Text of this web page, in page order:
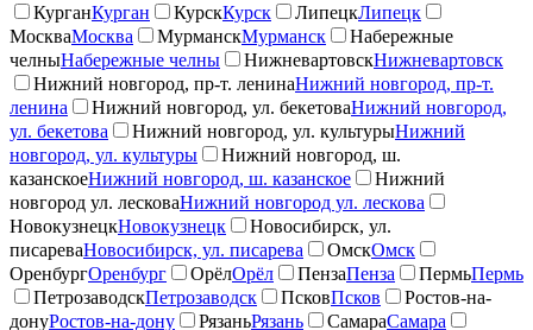
КурганКурган КурскКурск ЛипецкЛипецк
МоскваМосква МурманскМурманск
Набережные
челныНабережные челны НижневартовскНижневартовск
Нижний новгород, пр-т. ленинаНижний новгород, пр-т.
ленина
Нижний новгород, ул. бекетоваНижний новгород,
ул. бекетова
Нижний новгород, ул. культурыНижний
новгород, ул. культуры
Нижний новгород, ш.
казанскоеНижний новгород, ш. казанское
Нижний
новгород ул. лесковаНижний новгород ул. лескова
НовокузнецкНовокузнецк
Новосибирск, ул.
писареваНовосибирск, ул. писарева ОмскОмск
ОренбургОренбург ОрёлОрёл ПензаПенза ПермьПермь
ПетрозаводскПетрозаводск ПсковПсков
Ростов-на-
донуРостов-на-дону РязаньРязань СамараСамара